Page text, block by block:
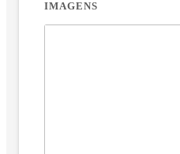
IMAGENS